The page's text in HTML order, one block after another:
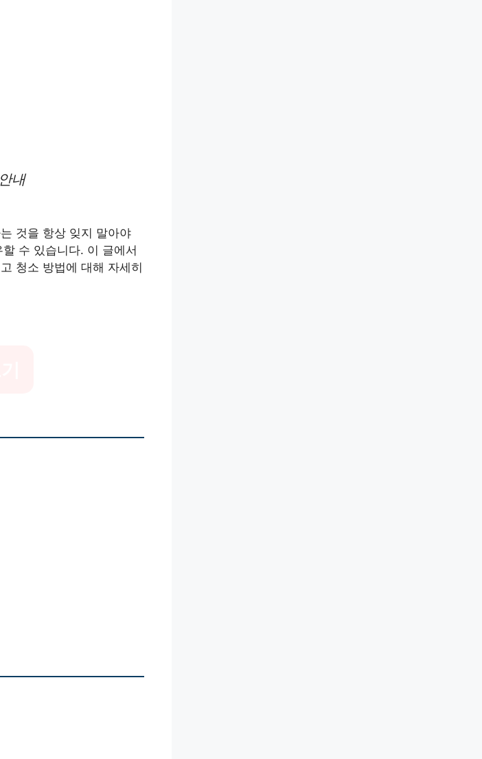
내
것을 항상 잊지 말아야
수 있습니다. 이 글에서
청소 방법에 대해 자세히